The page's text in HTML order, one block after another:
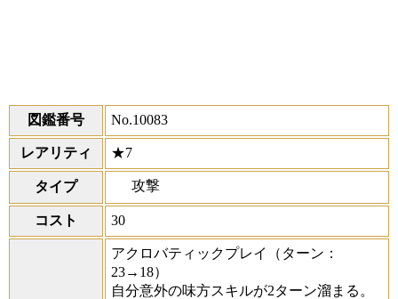
図鑑番号 No.10083
レアリティ ★7
タイプ 攻撃
コスト 30
アクロバティックプレイ
（ターン：
23→18）
自分意外の味方スキルが2ターン溜まる。